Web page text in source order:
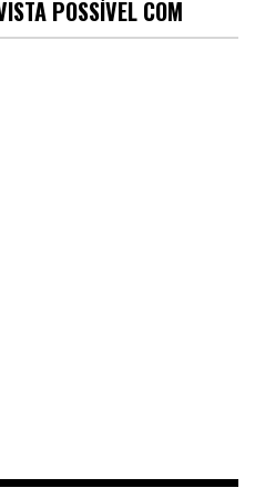
POSSÍVEL COM